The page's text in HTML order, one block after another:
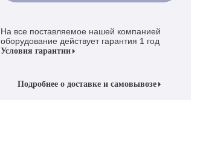
На все поставляемое нашей компанией
оборудование действует гарантия 1 год
Условия гарантии
Подробнее о доставке и самовывозе